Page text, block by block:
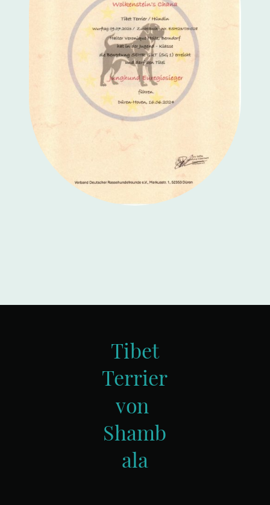
Tibet
Terrier
von
Shamb
ala